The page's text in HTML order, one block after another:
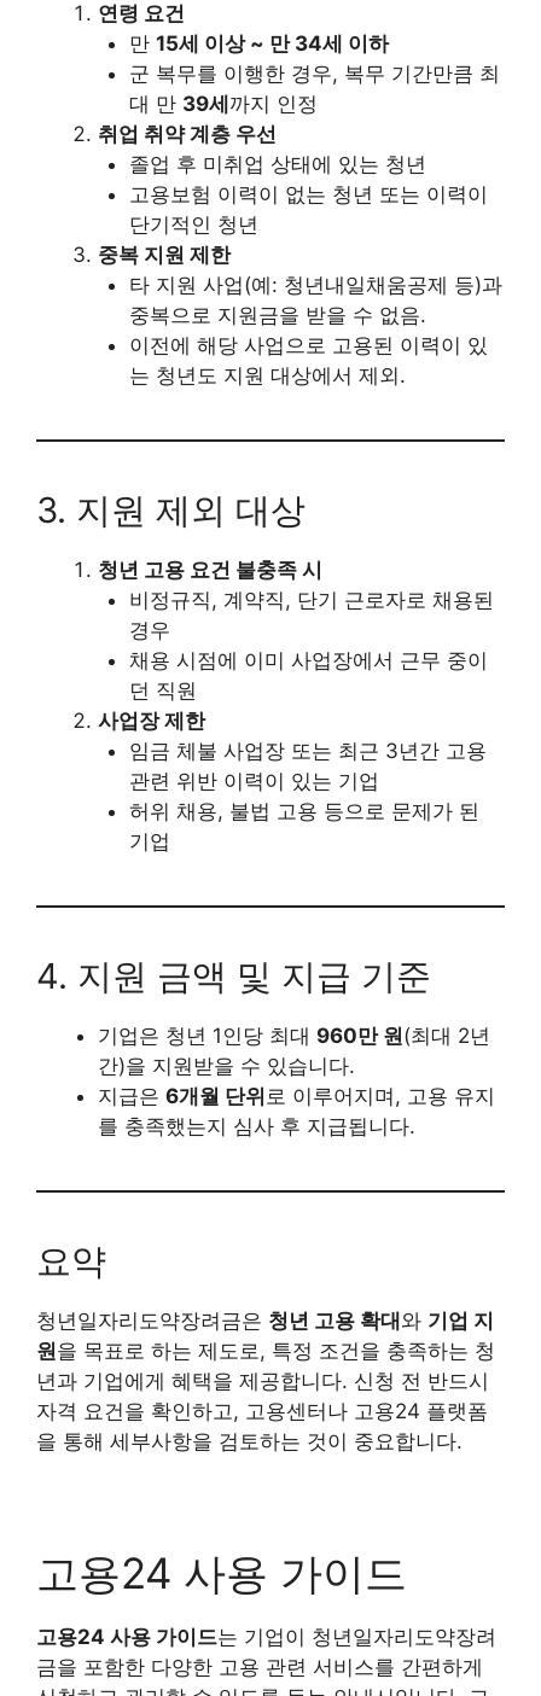
연령 요건
만 15세 이상 ~ 만 34세 이하
군 복무를 이행한 경우, 복무 기간만큼 최
대 만 39세 까지 인정
취업 취약 계층 우선
졸업 후 미취업 상태에 있는 청년
고용보험 이력이 없는 청년 또는 이력이
단기적인 청년
중복 지원 제한
타 지원 사업(예: 청년내일채움공제 등)과
중복으로 지원금을 받을 수 없음.
이전에 해당 사업으로 고용된 이력이 있
는 청년도 지원 대상에서 제외.
3. 지원 제외 대상
청년 고용 요건 불충족 시
비정규직, 계약직, 단기 근로자로 채용된
경우
채용 시점에 이미 사업장에서 근무 중이
던 직원
사업장 제한
임금 체불 사업장 또는 최근 3년간 고용
관련 위반 이력이 있는 기업
허위 채용, 불법 고용 등으로 문제가 된
기업
4. 지원 금액 및 지급 기준
기업은 청년 1인당 최대 960만 원(최대 2년
간)을 지원받을 수 있습니다.
지급은 6개월 단위 로 이루어지며, 고용 유지
를 충족했는지 심사 후 지급됩니다.
요약
청년일자리도약장려금은 청년 고용 확대 와 기업 지
원을 목표로 하는 제도로, 특정 조건을 충족하는 청
년과 기업에게 혜택을 제공합니다. 신청 전 반드시
자격 요건을 확인하고, 고용센터나 고용24 플랫폼
을 통해 세부사항을 검토하는 것이 중요합니다.
고용24 사용 가이드
고용24 사용 가이드는 기업이 청년일자리도약장려
금을 포함한 다양한 고용 관련 서비스를 간편하게